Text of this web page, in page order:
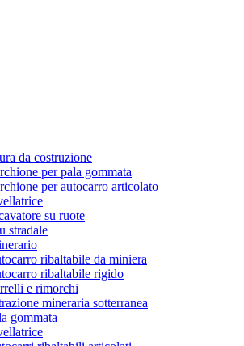
da costruzione
per pala gommata
per autocarro articolato
su ruote
stradale
ribaltabile da miniera
ribaltabile rigido
e rimorchi
mineraria sotterranea
gommata